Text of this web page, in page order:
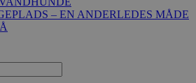
– EN ANDERLEDES MÅDE